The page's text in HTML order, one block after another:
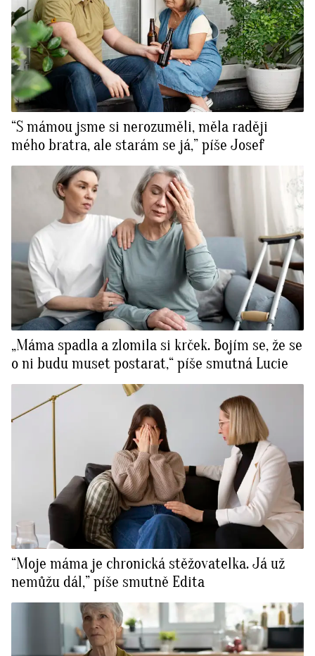
“S mámou jsme si nerozuměli, měla raději
mého bratra, ale starám se já,” píše Josef
„Máma spadla a zlomila si krček. Bojím se, že se
o ni budu muset postarat,“ píše smutná Lucie
“Moje máma je chronická stěžovatelka. Já už
nemůžu dál,” píše smutně Edita